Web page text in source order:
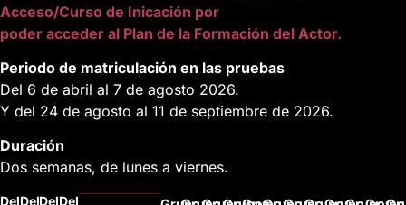
DelDelDelDel
Acceso/Curso de Inicación por
poder acceder al Plan de la Formación del Actor.
Periodo de matriculación en las pruebas
Del 6 de abril al 7 de agosto 2026.
Y del 24 de agosto al 11 de septiembre de 2026.
Duración
Dos semanas, de lunes a viernes.